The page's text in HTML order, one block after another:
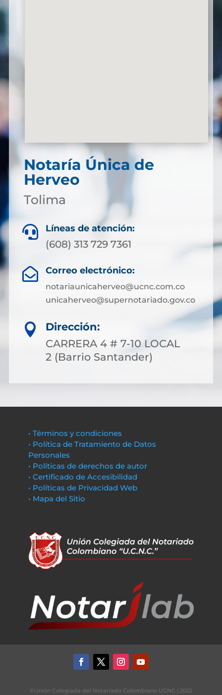
Notaría Única de
Herveo
Tolima
 Líneas de atención:
(608) 313 729 7361
 Correo electrónico:
notariaunicaherveo@ucnc.com.co
unicaherveo@supernotariado.gov.co

Dirección:
CARRERA 4 # 7-10 LOCAL
2 (Barrio Santander)
• Términos y condiciones
• Política de Tratamiento de Datos
Personales
• Políticas de derechos de autor
• Certificado de Accesibilidad
• Políticas de Privacidad Web
• Mapa del Sitio
©Unión Colegiada del Notariado Colombiano UCNC | 2022